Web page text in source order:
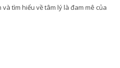
tìm hiểu về tâm lý là đam mê của